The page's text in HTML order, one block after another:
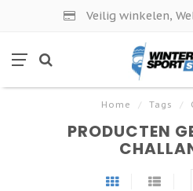
Veilig winkelen,
Home / Tags /
PRODUCTEN